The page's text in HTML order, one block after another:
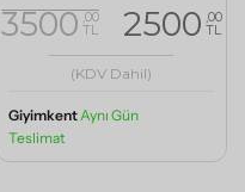
3500 ,00
TL 2500 ,00
TL
(KDV Dahil)
Giyimkent Aynı Gün
Teslimat